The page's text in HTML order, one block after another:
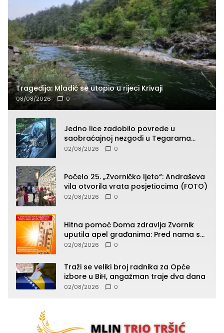
Tragedija: Mladić se utopio u rijeci Krivaji
08/08/2026 0
Jedno lice zadobilo povrede u
saobraćajnoj nezgodi u Tegarama
(FOTO)
02/08/2026 0
Počelo 25. „Zvorničko ljeto“: Andraševa
vila otvorila vrata posjetiocima (FOTO)
02/08/2026 0
Hitna pomoć Doma zdravlja Zvornik
uputila apel građanima: Pred nama su
temperature do 40°C, oprez zbog
02/08/2026 0
Traži se veliki broj radnika za Opće
izbore u BiH, angažman traje dva dana
02/08/2026 0